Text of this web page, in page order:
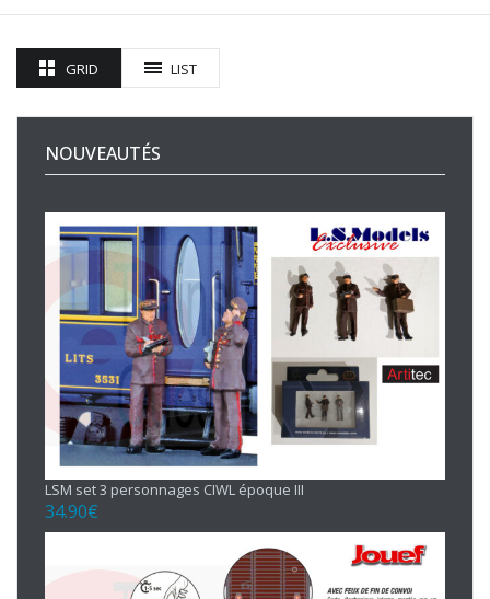
GRID LIST
NOUVEAUTÉS
LSM set 3 personnages CIWL époque III
34.90€